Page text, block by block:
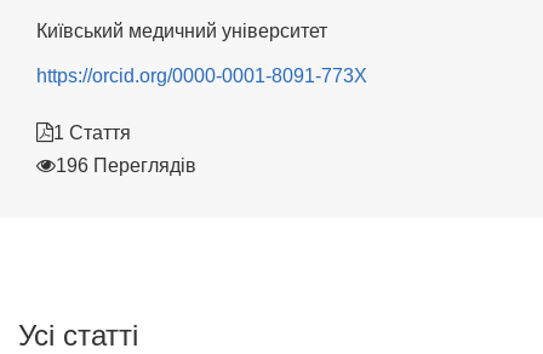
Київський медичний університет
https://orcid.org/0000-0001-8091-773X
1 Стаття
196 Переглядів
Усі статті